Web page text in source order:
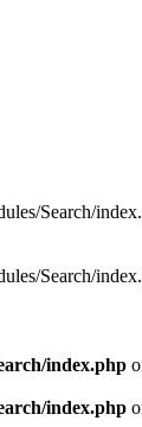
Search/
Search/
index.php
index.php